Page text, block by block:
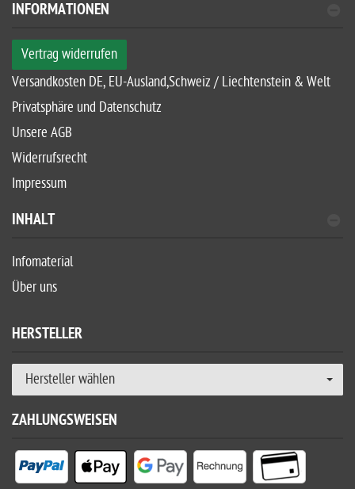
INFORMATIONEN
Vertrag widerrufen
Versandkosten DE, EU-Ausland,Schweiz / Liechtenstein & Welt
Privatsphäre und Datenschutz
Unsere AGB
Widerrufsrecht
Impressum
INHALT
Infomaterial
Über uns
HERSTELLER
Hersteller wählen
ZAHLUNGSWEISEN